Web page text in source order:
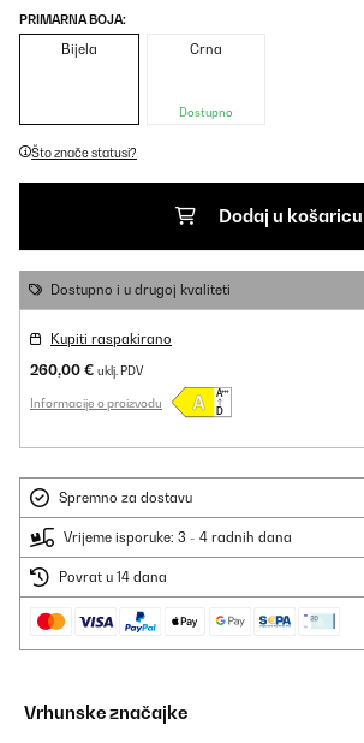
PRIMARNA BOJA:
Bijela Crna
Dostupno
Što znače statusi?
Dodaj u košaricu
Dostupno i u drugoj kvaliteti
Kupiti raspakirano
260,00 € uklj. PDV
Informacije o proizvodu
Spremno za dostavu
Vrijeme isporuke: 3 - 4 radnih dana
Povrat u 14 dana
Vrhunske značajke